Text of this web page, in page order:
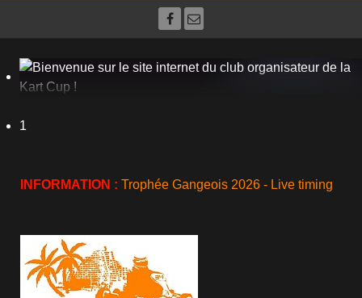
1
INFORMATION : Trophée Gangeois 2026 - Live timing